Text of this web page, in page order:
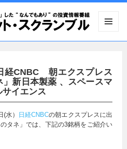
CNBC 朝エクスプレス
」新日本製薬 、スペースマ
イエンス
水） 日経CNBCの朝エクスプレスに出
タネ」では、下記の3銘柄をご紹介い